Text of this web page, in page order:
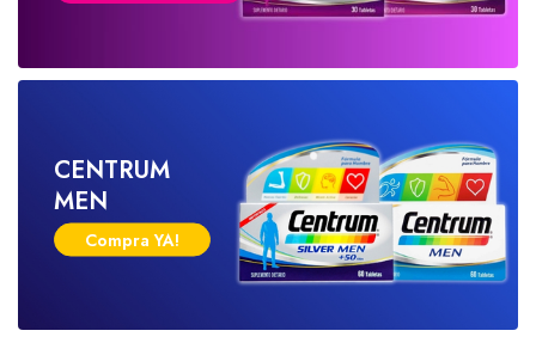
CENTRUM
MEN
Compra YA!